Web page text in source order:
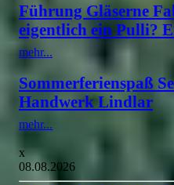
Führung Gläserne
eigentlich ein Pulli?
mehr...
Sommerferienspaß
Handwerk Lindlar
mehr...
x
08.08.2026